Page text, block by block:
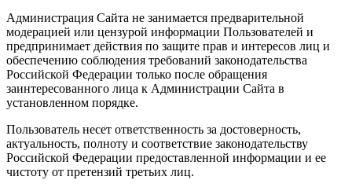
Администрация Сайта не занимается предварительной
модерацией или цензурой информации Пользователей и
предпринимает действия по защите прав и интересов лиц и
обеспечению соблюдения требований законодательства
Российской Федерации только после обращения
заинтересованного лица к Администрации Сайта в
установленном порядке.
Пользователь несет ответственность за достоверность,
актуальность, полноту и соответствие законодательству
Российской Федерации предоставленной информации и ее
чистоту от претензий третьих лиц.